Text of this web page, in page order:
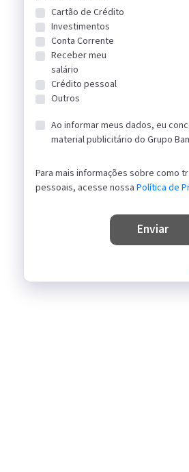
Cartão de Crédito
Investimentos
Conta Corrente
Receber meu
salário
Crédito pessoal
Outros
Ao informar meus dados, eu
material publicitário do Grupo
Para mais informações sobre como
pessoais, acesse nossaPolítica de
enviar